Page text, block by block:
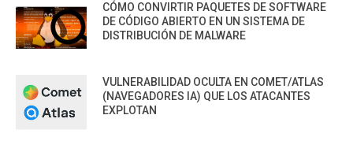
CÓMO CONVIRTIR PAQUETES DE SOFTWARE
DE CÓDIGO ABIERTO EN UN SISTEMA DE
DISTRIBUCIÓN DE MALWARE
VULNERABILIDAD OCULTA EN COMET/ATLAS
(NAVEGADORES IA) QUE LOS ATACANTES
EXPLOTAN